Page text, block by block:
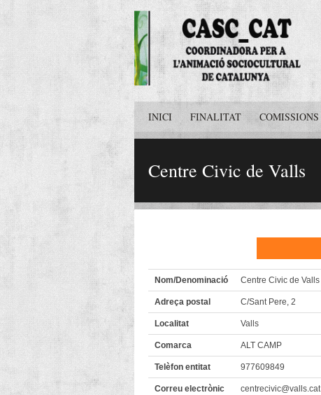
INICI FINALITAT COMISSIONS
Centre Civic de Valls
Nom/Denominació Centre Civic de Valls
Adreça postal C/Sant Pere, 2
Localitat Valls
Comarca ALT CAMP
Telèfon entitat 977609849
Correu electrònic centrecivic@valls.cat